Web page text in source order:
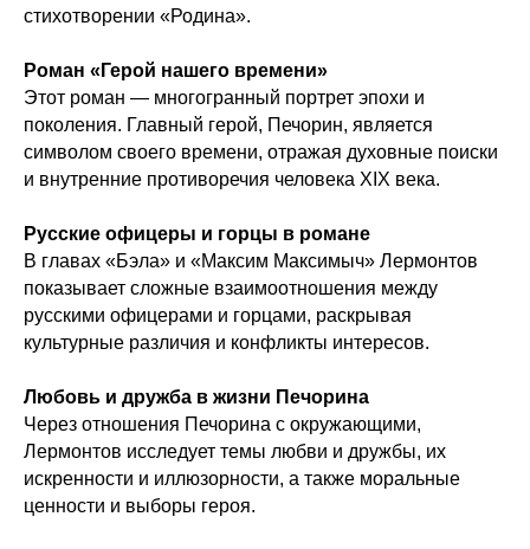
стихотворении «Родина».
Роман «Герой нашего времени»
Этот роман — многогранный портрет эпохи и
поколения. Главный герой, Печорин, является
символом своего времени, отражая духовные поиски
и внутренние противоречия человека XIX века.
Русские офицеры и горцы в романе
В главах «Бэла» и «Максим Максимыч» Лермонтов
показывает сложные взаимоотношения между
русскими офицерами и горцами, раскрывая
культурные различия и конфликты интересов.
Любовь и дружба в жизни Печорина
Через отношения Печорина с окружающими,
Лермонтов исследует темы любви и дружбы, их
искренности и иллюзорности, а также моральные
ценности и выборы героя.